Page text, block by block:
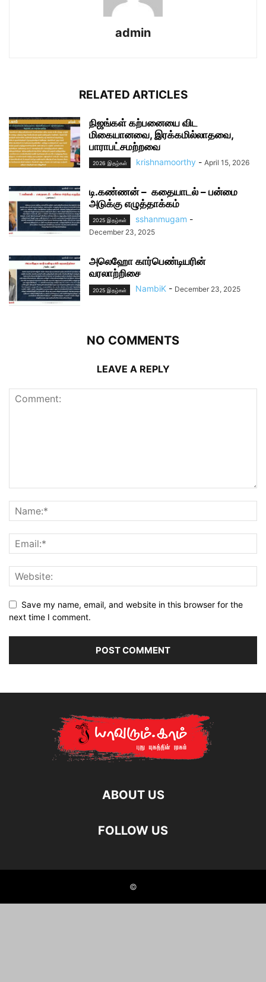
admin
RELATED ARTICLES
நிஜங்கள் கற்பனையை விட
மிகையானவை, இரக்கமில்லாதவை,
பாராபட்சமற்றவை
2026 இதழ்கள் krishnamoorthy - April 15, 2026
டி.கண்ணன் – கதையாடல் – பன்மை
அடுக்கு எழுத்தாக்கம்
2025 இதழ்கள் sshanmugam -
December 23, 2025
அலெஹோ கார்பெண்டியரின்
வரலாற்றிசை
2025 இதழ்கள் NambiK - December 23, 2025
NO COMMENTS
LEAVE A REPLY
Save my name, email, and website in this browser for the
next time I comment.
ABOUT US
FOLLOW US
©